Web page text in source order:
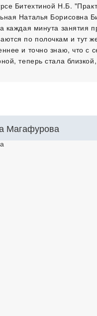
Битехтиной Н.Б.
Наталья Борисовна
каждая минута занятия
по полочкам и тут
и точно знаю, что с
теперь стала
Магафурова